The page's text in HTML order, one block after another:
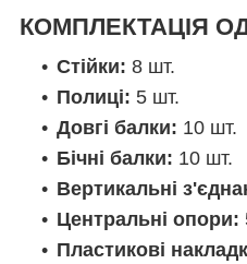
КОМПЛЕКТАЦІЯ
Стійки: 8 шт.
Полиці: 5 шт.
Довгі балки: 10 шт.
Бічні балки: 10 шт.
Вертикальні
Центральні опори:
Пластикові